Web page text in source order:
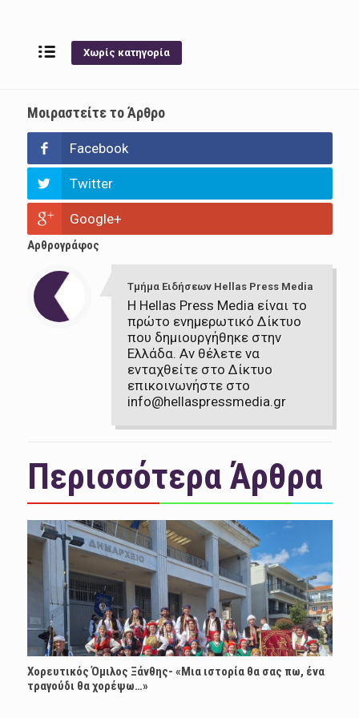
Χωρίς κατηγορία
Μοιραστείτε το Άρθρο
Facebook
Twitter
Google+
Αρθρογράφος
Τμήμα Ειδήσεων Hellas Press Media
Η Hellas Press Media είναι το
πρώτο ενημερωτικό Δίκτυο
που δημιουργήθηκε στην
Ελλάδα. Αν θέλετε να
ενταχθείτε στο Δίκτυο
επικοινωνήστε στο
info@hellaspressmedia.gr
Περισσότερα Άρθρα
Χορευτικός Όμιλος Ξάνθης- «Mια ιστορία θα σας πω, ένα
τραγούδι θα χορέψω…»